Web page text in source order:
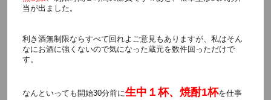
当が出ました。
利き酒無制限ならすべて回れよご意見もありますが、私はそん
なにお酒に強くないので気になった蔵元を数件回っただけで
す。
なんといっても開始30分前に生中１杯、焼酎1杯を仕事